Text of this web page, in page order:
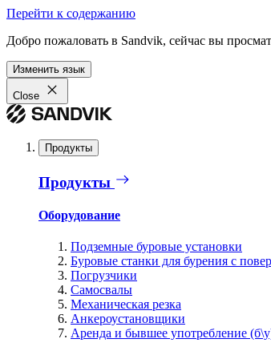
Перейти к содержанию
Добро пожаловать в Sandvik, сейчас вы
Изменить язык
Close
Продукты
Продукты
Оборудование
Подземные буровые установки
Буровые станки для бурения с
Погрузчики
Самосвалы
Механическая резка
Анкероустановщики
Аренда и бывшее употребление